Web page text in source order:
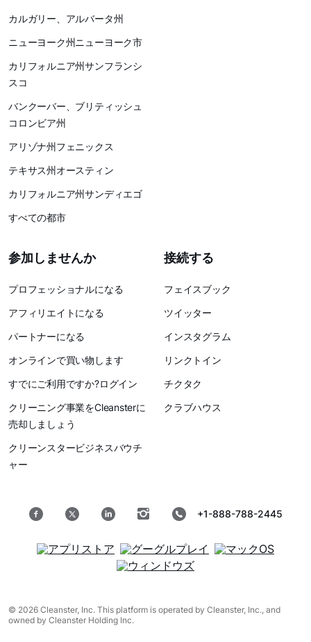
カルガリー、アルバータ州
ニューヨーク州ニューヨーク市
カリフォルニア州サンフランシ
スコ
バンクーバー、ブリティッシュ
コロンビア州
アリゾナ州フェニックス
テキサス州オースティン
カリフォルニア州サンディエゴ
すべての都市
参加しませんか
プロフェッショナルになる
アフィリエイトになる
パートナーになる
オンラインで買い物します
すでにご利用ですか?ログイン
クリーニング事業をCleansterに
売却しましょう
クリーンスタービジネスバウチ
ャー
接続する
フェイスブック
ツイッター
インスタグラム
リンクトイン
チクタク
クラブハウス
+1-888-788-2445
© 2026 Cleanster, Inc. This platform is operated by Cleanster, Inc., and
owned by Cleanster Holding Inc.